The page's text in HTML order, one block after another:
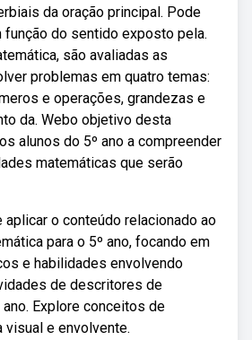
da oração principal. Pode
do sentido exposto pela.
são avaliadas as
problemas em quatro temas:
e operações, grandezas e
da. Webo objetivo desta
alunos do 5º ano a compreender
matemáticas que serão
aplicar o conteúdo relacionado ao
para o 5º ano, focando em
e habilidades envolvendo
de descritores de
Explore conceitos de
e envolvente.